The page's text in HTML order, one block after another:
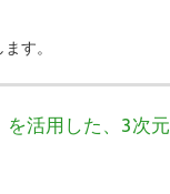
す。
を活用した、3次